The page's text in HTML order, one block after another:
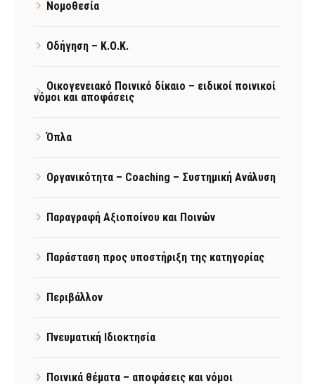
Νομοθεσία
Οδήγηση – Κ.Ο.Κ.
Οικογενειακό Ποινικό δίκαιο – ειδικοί ποινικοί
νόμοι και αποφάσεις
Όπλα
Οργανικότητα – Coaching – Συστημική Ανάλυση
Παραγραφή Αξιοποίνου και Ποινών
Παράσταση προς υποστήριξη της κατηγορίας
Περιβάλλον
Πνευματική Ιδιοκτησία
Ποινικά θέματα – αποφάσεις και νόμοι